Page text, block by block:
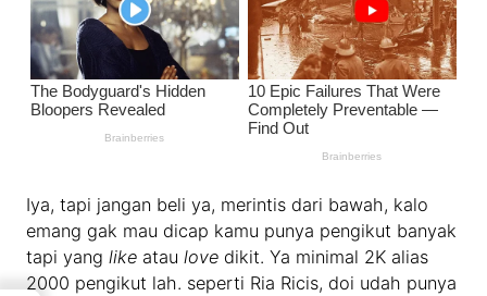
Iya, tapi jangan beli ya, merintis dari bawah, kalo
emang gak mau dicap kamu punya pengikut banyak
tapi yanglike ataulove dikit. Ya minimal 2K alias
2000 pengikut lah. seperti Ria Ricis, doi udah punya